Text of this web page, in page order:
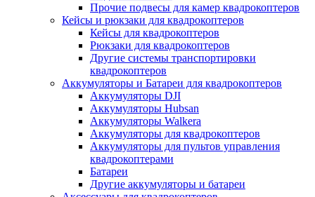
Прочие подвесы для камер квадрокоптеров
Кейсы и рюкзаки для квадрокоптеров
Кейсы для квадрокоптеров
Рюкзаки для квадрокоптеров
Другие системы транспортировки
квадрокоптеров
Аккумуляторы и Батареи для квадрокоптеров
Аккумуляторы DJI
Аккумуляторы Hubsan
Аккумуляторы Walkera
Аккумуляторы для квадрокоптеров
Аккумуляторы для пультов управления
квадрокоптерами
Батареи
Другие аккумуляторы и батареи